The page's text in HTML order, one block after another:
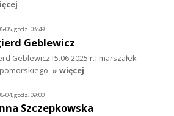
05, godz. 08:49
Geblewicz
Geblewicz [5.06.2025 r.] marszałek
» więcej
04, godz. 09:00
Szczepkowska